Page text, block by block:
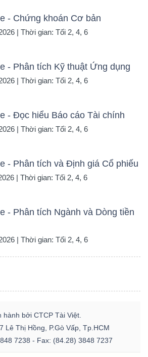
- Chứng khoán Cơ bản
| Thời gian: Tối 2, 4, 6
- Phân tích Kỹ thuật Ứng dụng
| Thời gian: Tối 2, 4, 6
- Đọc hiểu Báo cáo Tài chính
| Thời gian: Tối 2, 4, 6
- Phân tích và Định giá Cổ phiếu
| Thời gian: Tối 2, 4, 6
- Phân tích Ngành và Dòng tiền
| Thời gian: Tối 2, 4, 6
hành bởi CTCP Tài Việt.
Lê Thị Hồng, P.Gò Vấp, Tp.HCM
7238 - Fax: (84.28) 3848 7237